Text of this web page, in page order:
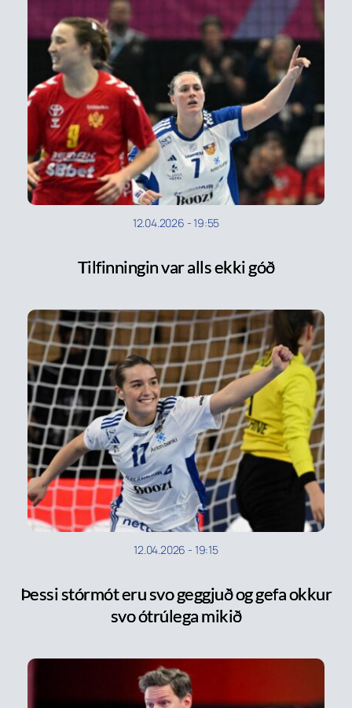
12.04.2026 -19:55
Tilfinningin var alls ekki góð
12.04.2026 - 19:15
Þessi stórmót eru svo geggjuð og gefa okkur
svo ótrúlega mikið